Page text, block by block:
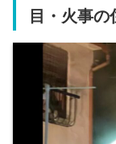
目・火事の